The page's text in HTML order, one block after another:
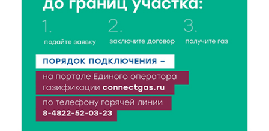
информировать об изменениях маршрута в
цифровом формате
7 Авг 2026 21:02
Социальный фонд РФ представил актуальные
данные о численности пенсионеров
7 Авг 2026 20:02 367
Как питаться, чтобы мозг работал лучше: